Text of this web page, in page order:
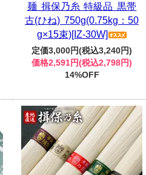
麺 揖保乃糸 特級品 黒帯
古(ひね) 750g(0.75kg：50
g×15束)[IZ-30W]
定価3,000円(税込3,240円)
価格2,591円(税込2,798円)
14%OFF